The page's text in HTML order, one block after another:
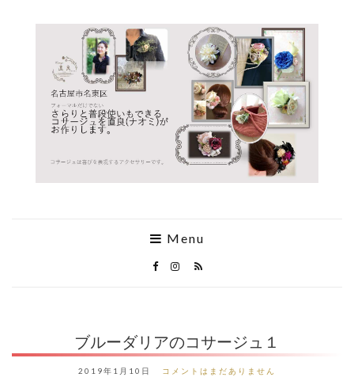
Menu
ブルーダリアのコサージュ１
2019年1月10日 コメントはまだありません